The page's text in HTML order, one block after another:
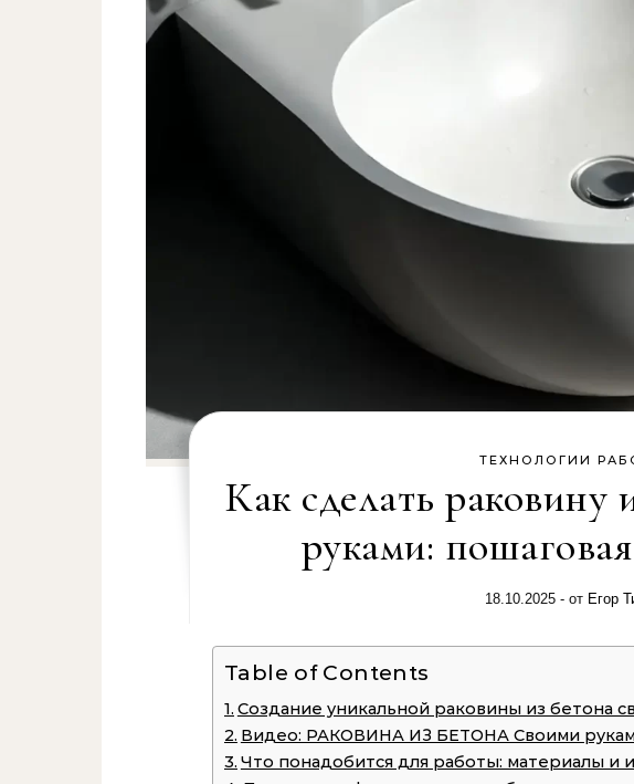
ТЕХНОЛОГИИ
Как сделать раковину
руками:
18.10.2025 - от Егор
Table of Contents
Создание уникальной раковины из бетона
Видео: РАКОВИНА ИЗ БЕТОНА Своими
Что понадобится для работы: материалы и